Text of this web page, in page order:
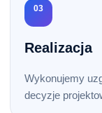
03
Realizacja
Wykonujemy
decyzje